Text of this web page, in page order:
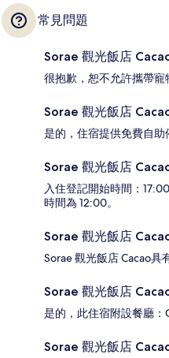
常見問題
Sorae 觀光飯店
很抱歉，恕不允許攜帶寵
Sorae 觀光飯店
是的，住宿提供免費自助
Sorae 觀光飯店
入住登記開始時間：
時間為 12:00。
Sorae 觀光飯店
Sorae 觀光飯店 Cacao具
Sorae 觀光飯店
是的，此住宿附設餐廳：
Sorae 觀光飯店